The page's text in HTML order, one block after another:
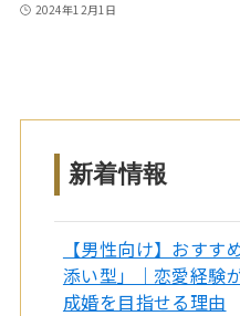
2024年12月1日
新着情報
【男性向け】おすす
添い型」｜恋愛経験
成婚を目指せる理由